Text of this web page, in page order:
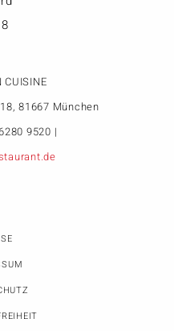
CUISINE
81667 München
9520 |